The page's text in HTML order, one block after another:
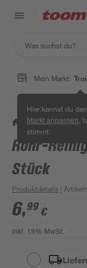
Mein Markt:
Hier kannst du
Markt anpassen ,
stimmt.
/ Werkstatt &
Rohr-
Stück
Produktdetails |
6,99 €
inkl. 19% MwSt.